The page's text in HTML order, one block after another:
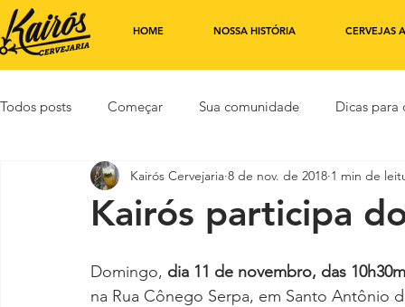
HOME NOSSA HISTÓRIA CERVEJAS
Todos posts Começar Sua comunidade Dicas para
Kairós participa
Kairós Cervejaria 8 de nov. de 2018 1 min de
Domingo, dia 11 de novembro, das
na Rua Cônego Serpa, em Santo Antônio